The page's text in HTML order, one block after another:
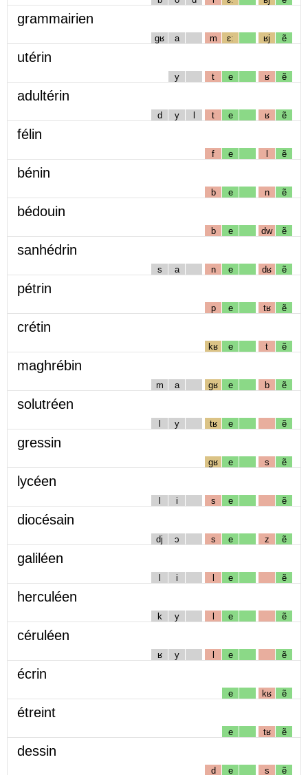
grammairien
gʁ a m ɛː ʁj ẽ
utérin
y t e ʁ ẽ
adultérin
d y l t e ʁ ẽ
félin
f e l ẽ
bénin
b e n ẽ
bédouin
b e dw ẽ
sanhédrin
s a n e dʁ ẽ
pétrin
p e tʁ ẽ
crétin
kʁ e t ẽ
maghrébin
m a gʁ e b ẽ
solutréen
l y tʁ e ẽ
gressin
gʁ e s ẽ
lycéen
l i s e ẽ
diocésain
dj ɔ s e z ẽ
galiléen
l i l e ẽ
herculéen
k y l e ẽ
céruléen
ʁ y l e ẽ
écrin
e kʁ ẽ
étreint
e tʁ ẽ
dessin
d e s ẽ